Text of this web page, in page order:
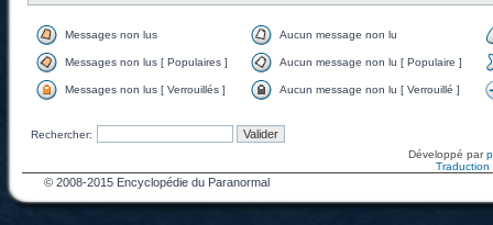
Messages non lus Aucun message non lu
Messages non lus [ Populaires ] Aucun message non lu [ Populaire ]
Messages non lus [ Verrouillés ] Aucun message non lu [ Verrouillé ]
Rechercher:
Développé par
Traduction
© 2008-2015 Encyclopédie du Paranormal